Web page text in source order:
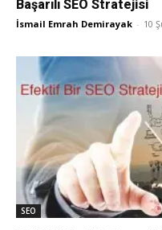
Başarılı SEO Stratejisi
İsmail Emrah Demirayak - 10
SEO